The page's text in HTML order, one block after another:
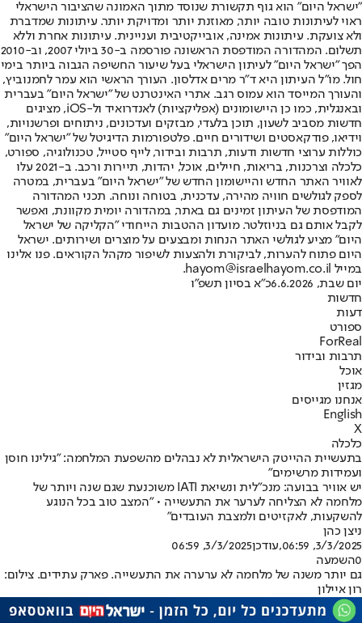
"ישראל היום" הוא גוף תקשורת שנוסד מתוך האמונה שהציבור הישראלי
ראוי לעיתונות טובה יותר, מאוזנת יותר ומדויקת יותר. עיתונות שמדברת
ולא צועקת. עיתונות אמינה, אובייקטיבית ועניינית. עיתונות אחרת וללא
תשלום. המהדורה המודפסת הראשונה פורסמה ב-30 ביולי 2007, וב-2010
הפך "ישראל היום" לעיתון הישראלי בעל שיעור החשיפה הגבוה ביותר בימי
חול. מו"ל העיתון היא ד"ר מרים אדלסון. העורך הראשי הוא עמר לחמנוביץ,
והעורך המייסד הוא עמוס רגב. אתרי האינטרנט של "ישראל היום" בעברית
ובאנגלית, כמו כן היישומונים (אפליקציות) לאנדרואיד ול-iOS, מציגים
חדשות מסביב לשעון, תוכן בלעדי, מבזקים ועדכונים, ניתוחים ופרשנויות,
וידיאו, פודקאסטים ושידורים חיים. פלטפורמות הדיגיטל של "ישראל היום"
כוללות ערוצי חדשות ודעות, תרבות ובידור, לייף סטייל, טכנולוגיה, ספורט,
כלכלה וצרכנות, בריאות, חיילים, אוכל, יהדות, תיירות ורכב. ב-2021 עלו
לאוויר האתר החדש והיישומון החדש של "ישראל היום" בעברית, במטרה
לספק לגולשים חוויה מהירה, עדכנית, בטוחה ונוחה. תכני המהדורה
המודפסת של העיתון זמינים גם באתר, במהדורה יומית מקוונת, ואפשר
לקבל אותם גם בניוזלטר. מועדון ההטבות הייחודי "הקליקה של ישראל
היום" מציע לגולשי האתר הנחות ומבצעים על מוצרים ושירותים. ישראל
היום פתוח להערות, לביקורת ולהצעות לשיפור מקהל הקוראים. פנו אלינו
במייל hayom@israelhayom.co.il.
יום שבת, 6.6.2026
כ"א בסיון תשפ"ו
חדשות
דעות
ספורט
ForReal
תרבות ובידור
אוכל
מגזין
אנחנו מגייסים
English
X
כלכלה
בתעשיית ההייטק הישראלית לא נבהלים מהשפעת המלחמה: "גילינו חוסן
ועמידות מרשימים"
יש אוויר בבועה: מנכ"לית ונשיאת IATI משוכנעת שגם שנה ויותר של
מלחמה לא הצליחה לערער את התעשייה • "המצב טוב בכל הנוגע
להשקעות, לאקזיטים ולמצבת העובדים"
ניצן כהן
3/3/2025, 06:59
,עודכן3/3/2025, 06:59
0השמעה
גם יותר משנה של מלחמה לא ערערה את התעשייה. פארק עתידים. צילום:
רון איילון